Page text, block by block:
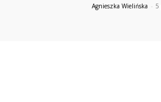
Agnieszka Wielińska - 5